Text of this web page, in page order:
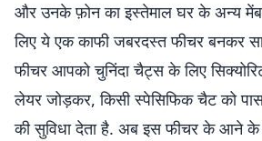
और उनके फ़ोन का इस्तेमाल घर के अन्य
लिए ये एक काफी जबरदस्त फीचर बनकर
फीचर आपको चुनिंदा चैट्स के लिए
लेयर जोड़कर, किसी स्पेसिफिक चैट को
की सुविधा देता है. अब इस फीचर के आने के